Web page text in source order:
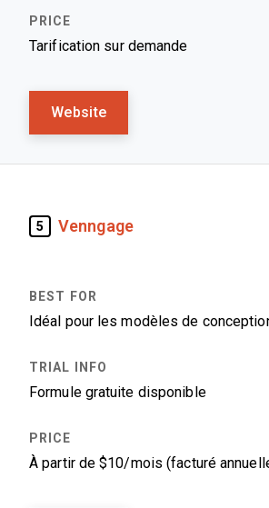
Tarification sur demande
Website
5 Venngage
Idéal pour les modèles de
Formule gratuite disponible
À partir de $10/mois (facturé